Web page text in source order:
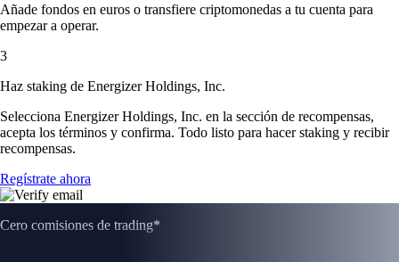
Añade fondos en euros o transfiere criptomonedas a tu cuenta para
empezar a operar.
3
Haz staking de Energizer Holdings, Inc.
Selecciona Energizer Holdings, Inc. en la sección de recompensas,
acepta los términos y confirma. Todo listo para hacer staking y recibir
recompensas.
Regístrate ahora
Cero comisiones de trading*